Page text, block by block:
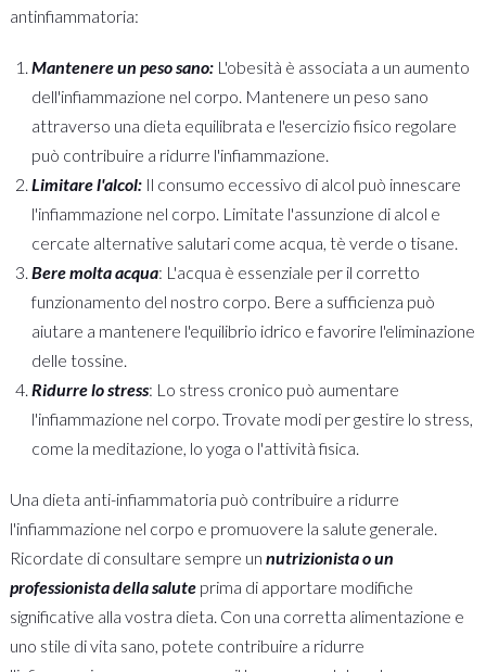
antinfiammatoria:
Mantenere un peso sano: L'obesità è associata a un aumento
dell'infiammazione nel corpo. Mantenere un peso sano
attraverso una dieta equilibrata e l'esercizio fisico regolare
può contribuire a ridurre l'infiammazione.
Limitare l'alcol: Il consumo eccessivo di alcol può innescare
l'infiammazione nel corpo. Limitate l'assunzione di alcol e
cercate alternative salutari come acqua, tè verde o tisane.
Bere molta acqua: L'acqua è essenziale per il corretto
funzionamento del nostro corpo. Bere a sufficienza può
aiutare a mantenere l'equilibrio idrico e favorire l'eliminazione
delle tossine.
Ridurre lo stress: Lo stress cronico può aumentare
l'infiammazione nel corpo. Trovate modi per gestire lo stress,
come la meditazione, lo yoga o l'attività fisica.
Una dieta anti-infiammatoria può contribuire a ridurre
l'infiammazione nel corpo e promuovere la salute generale.
Ricordate di consultare sempre un nutrizionista o un
professionista della saluteprima di apportare modifiche
significative alla vostra dieta. Con una corretta alimentazione e
uno stile di vita sano, potete contribuire a ridurre